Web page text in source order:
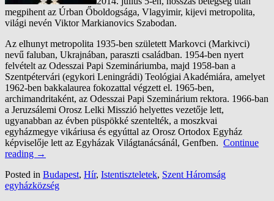
megpihent az Úrban Őboldogsága, Vlagyimir, kijevi metropolita,
világi nevén Viktor Markianovics Szabodan.
Az elhunyt metropolita 1935-ben született Markovci (Markivci)
nevű faluban, Ukrajnában, paraszti családban. 1954-ben nyert
felvételt az Odesszai Papi Szemináriumba, majd 1958-ban a
Szentpétervári (egykori Leningrádi) Teológiai Akadémiára, amelyet
1962-ben bakkalaurea fokozattal végzett el. 1965-ben,
archimandritaként, az Odesszai Papi Szeminárium rektora. 1966-ban
a Jeruzsálemi Orosz Lelki Misszió helyettes vezetője lett,
ugyanabban az évben püspökké szentelték, a moszkvai
egyházmegye vikáriusa és egyúttal az Orosz Ortodox Egyház
képviselője lett az Egyházak Világtanácsánál, Genfben. Continue
reading →
Posted in Budapest, Hír, Istentiszteletek, Szent Háromság
egyházközség